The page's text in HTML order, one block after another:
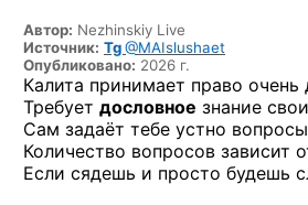
Автор: Nezhinskiy Live
Источник: Tg@MAIslushaet
Опубликовано: 2026 г.
Калита принимает право очень
Требует дословное знание
Сам задаёт тебе устно
Количество вопросов зависит
Если сядешь и просто будешь